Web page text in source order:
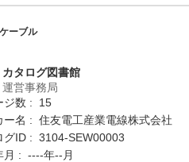
ーブル
タログ図書館
営事務局
ジ数 : 15
ー名 : 住友電工産業電線株式会社
グID : 3104-SEW00003
月 : ----年--月